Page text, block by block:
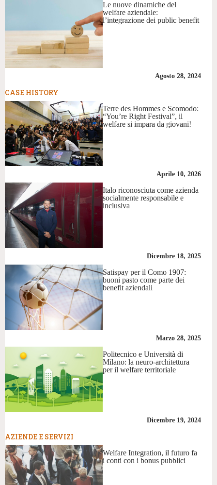
Le nuove dinamiche del
welfare aziendale:
l’integrazione dei public benefit
Agosto 28, 2024
CASE HISTORY
Terre des Hommes e Scomodo:
“You’re Right Festival”, il
welfare si impara da giovani!
Aprile 10, 2026
Italo riconosciuta come azienda
socialmente responsabile e
inclusiva
Dicembre 18, 2025
Satispay per il Como 1907:
buoni pasto come parte dei
benefit aziendali
Marzo 28, 2025
Politecnico e Università di
Milano: la neuro-architettura
per il welfare territoriale
Dicembre 19, 2024
AZIENDE E SERVIZI
Welfare Integration, il futuro fa
i conti con i bonus pubblici